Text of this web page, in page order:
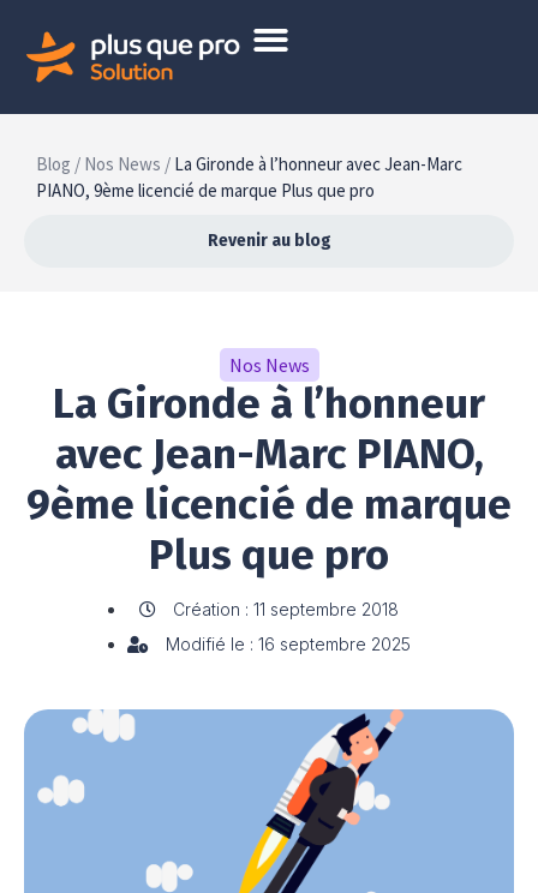
Blog / Nos News / La Gironde à l’honneur avec Jean-Marc
PIANO, 9ème licencié de marque Plus que pro
Revenir au blog
Nos News
La Gironde à l’honneur
avec Jean-Marc PIANO,
9ème licencié de marque
Plus que pro
Création : 11 septembre 2018
Modifié le : 16 septembre 2025